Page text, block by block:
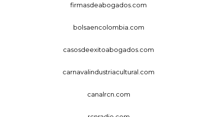
firmasdeabogados.com
bolsaencolombia.com
casosdeexitoabogados.com
carnavalindustriacultural.com
canalrcn.com